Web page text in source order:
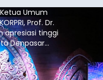
Umum
Prof. Dr.
apresiasi tinggi
Denpasar
royong
Arutala".